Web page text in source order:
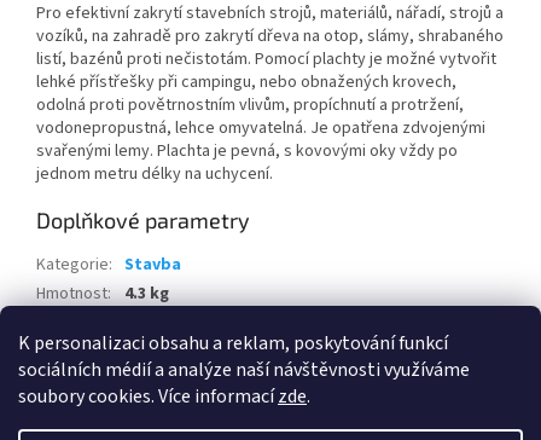
K personalizaci obsahu a reklam, poskytování funkcí
sociálních médií a analýze naší návštěvnosti využíváme
soubory cookies. Více informacízde.
Pro efektivní zakrytí stavebních strojů, materiálů, nářadí, strojů a
vozíků, na zahradě pro zakrytí dřeva na otop, slámy, shrabaného
listí, bazénů proti nečistotám. Pomocí plachty je možné vytvořit
lehké přístřešky při campingu, nebo obnažených krovech,
odolná proti povětrnostním vlivům, propíchnutí a protržení,
vodonepropustná, lehce omyvatelná. Je opatřena zdvojenými
svařenými lemy. Plachta je pevná, s kovovými oky vždy po
jednom metru délky na uchycení.
Doplňkové parametry
Kategorie: Stavba
Hmotnost: 4.3 kg